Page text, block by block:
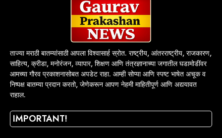
ताज्या मराठी बातम्यांसाठी आपला विश्वासार्ह स्रोत. राष्ट्रीय, आंतरराष्ट्रीय, राजकारण,
साहित्य, क्रीडा, मनोरंजन, व्यापार, शिक्षण आणि तंत्रज्ञानाच्या जगातील घडामोडींवर
आमच्या गौरव प्रकाशनासोबत अपडेट राहा. आम्ही सोप्या आणि स्पष्ट भाषेत अचूक व
निष्पक्ष बातम्या प्रदान करतो, जेणेकरून आपण नेहमी माहितीपूर्ण आणि अद्ययावत
राहाल.
IMPORTANT!